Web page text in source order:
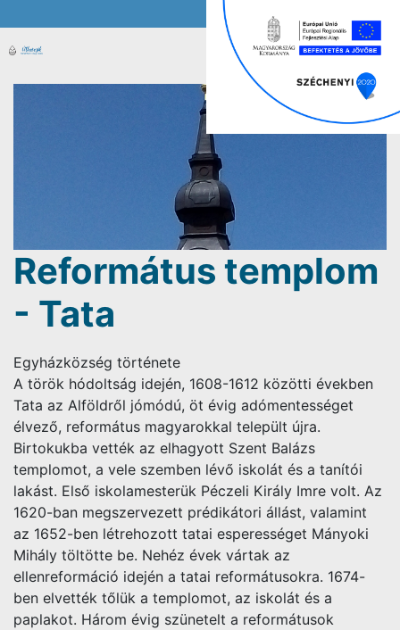
Református templom
- Tata
Egyházközség története
A török hódoltság idején, 1608-1612 közötti években
Tata az Alföldről jómódú, öt évig adómentességet
élvező, református magyarokkal települt újra.
Birtokukba vették az elhagyott Szent Balázs
templomot, a vele szemben lévő iskolát és a tanítói
lakást. Első iskolamesterük Péczeli Király Imre volt. Az
1620-ban megszervezett prédikátori állást, valamint
az 1652-ben létrehozott tatai esperességet Mányoki
Mihály töltötte be. Nehéz évek vártak az
ellenreformáció idején a tatai reformátusokra. 1674-
ben elvették tőlük a templomot, az iskolát és a
paplakot. Három évig szünetelt a reformátusok